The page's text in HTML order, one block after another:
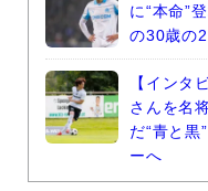
に“本命”
の30歳の
【インタ
さんを名
だ“青と
ーへ